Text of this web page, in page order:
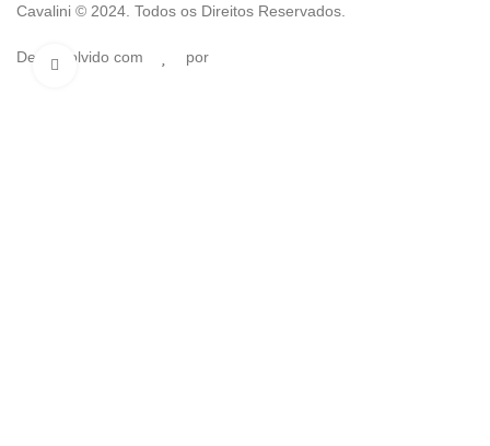
Click to enlarge
Cavalini © 2024. Todos os Direitos Reservados.
Desenvolvido com por